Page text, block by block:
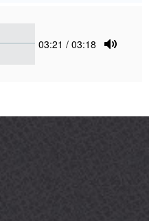
Current
03:21 / 03:18